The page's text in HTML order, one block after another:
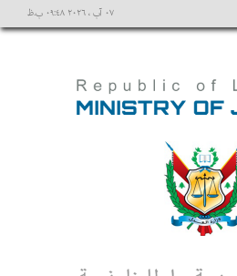
٠٧ آب ، ٢٠٢٦ ٠٩:٤٨ ب.ظ